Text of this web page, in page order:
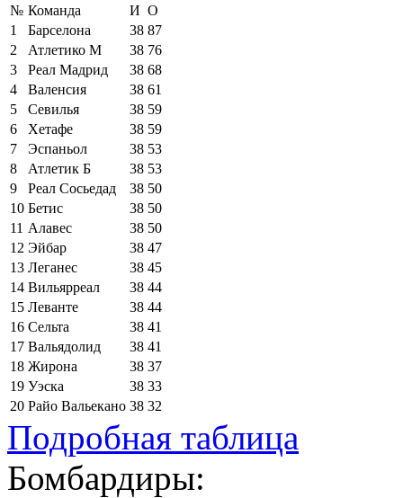
№ Команда И О
1
Барселона 38 87
2
Атлетико М 38 76
3
Реал Мадрид 38 68
4
Валенсия 38 61
5
Севилья 38 59
6
Хетафе 38 59
7
Эспаньол 38 53
8
Атлетик Б 38 53
9
Реал Сосьедад 38 50
10 Бетис 38 50
11 Алавес 38 50
12 Эйбар 38 47
13 Леганес 38 45
14 Вильярреал 38 44
15 Леванте 38 44
16 Сельта 38 41
17 Вальядолид 38 41
18 Жирона 38 37
19 Уэска 38 33
20 Райо Вальекано 38 32
Подробная таблица
Бомбардиры: